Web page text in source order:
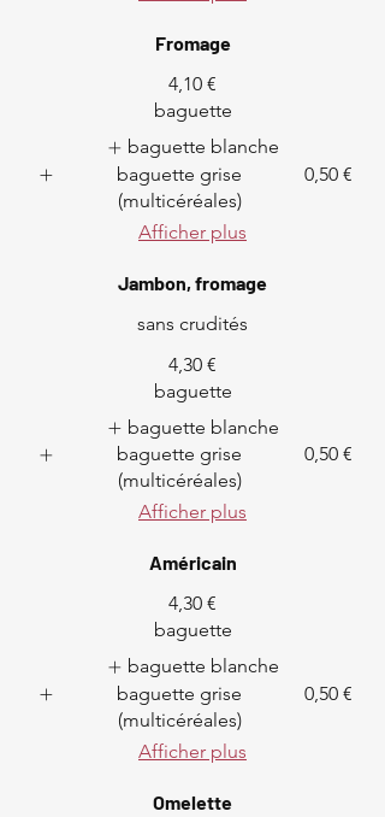
Fromage
4,10 €
baguette
baguette blanche
baguette grise
(multicéréales)
0,50 €
Afficher plus
Jambon, fromage
sans crudités
4,30 €
baguette
baguette blanche
baguette grise
(multicéréales)
0,50 €
Afficher plus
Américain
4,30 €
baguette
baguette blanche
baguette grise
(multicéréales)
0,50 €
Afficher plus
Omelette